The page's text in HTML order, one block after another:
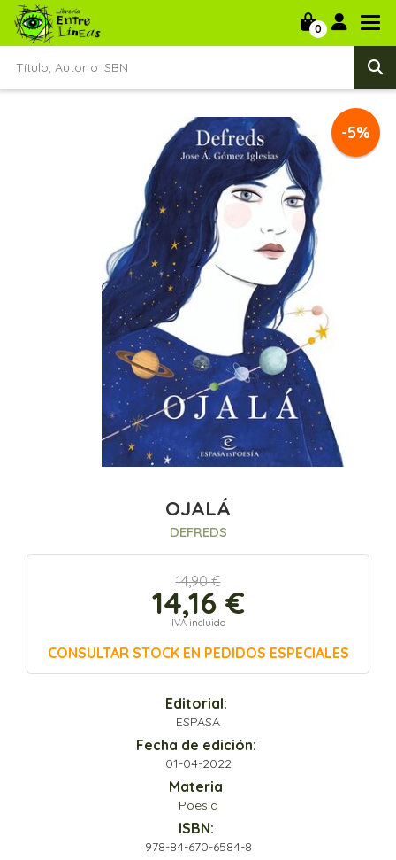
0
-5%
OJALÁ
DEFREDS
14,90 €
14,16 €
IVA incluido
CONSULTAR STOCK EN PEDIDOS ESPECIALES
Editorial:
ESPASA
Fecha de edición:
01-04-2022
Materia
Poesía
ISBN:
978-84-670-6584-8